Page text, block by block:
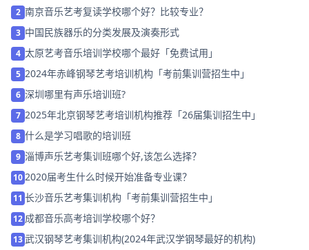
2 南京音乐艺考复读学校哪个好？比较专业？
3 中国民族器乐的分类发展及演奏形式
4 太原艺考音乐培训学校哪个最好「免费试用」
5 2024年赤峰钢琴艺考培训机构「考前集训营招生中」
6 深圳哪里有声乐培训班?
7 2025年北京钢琴艺考培训机构推荐「26届集训招生中」
8 什么是学习唱歌的培训班
9 淄博声乐艺考集训班哪个好,该怎么选择？
10 2020届考生什么时候开始准备专业课？
11 长沙音乐艺考集训机构「考前集训营招生中」
12 成都音乐高考培训学校哪个好？
13武汉钢琴艺考集训机构(2024年武汉学钢琴最好的机构)